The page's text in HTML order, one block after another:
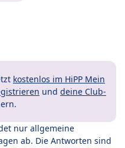
kostenlos im HiPP Mein
und deine Club-
nur allgemeine
ab. Die Antworten sind